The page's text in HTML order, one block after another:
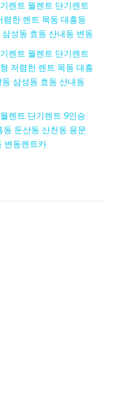
렌트 월렌트 단기렌트
렴한 렌트 목동 대흥동
성동 효동 산내동 변동
렌트 월렌트 단기렌트
저렴한 렌트 목동 대흥
삼성동 효동 산내동
렌트 단기렌트 9인승
둔산동 산천동 용문
변동렌트카